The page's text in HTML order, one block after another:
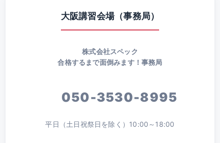
大阪講習会場（事務局）
株式会社スペック
合格するまで面倒みます！事務局
050-3530-8995
平日（土日祝祭日を除く）10:00～18:00